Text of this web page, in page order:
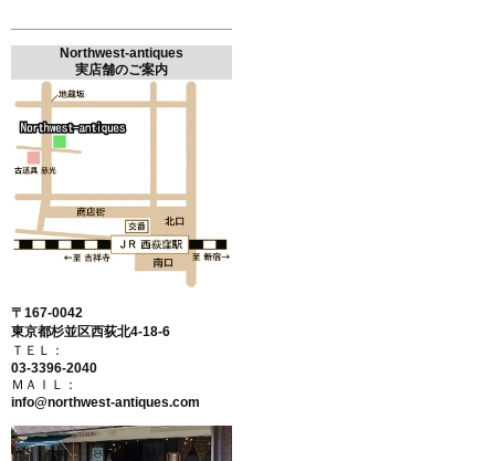
Northwest-antiques
実店舗のご案内
〒167-0042
東京都杉並区西荻北4-18-6
ＴＥＬ：
03-3396-2040
ＭＡＩＬ：
info@northwest-antiques.com